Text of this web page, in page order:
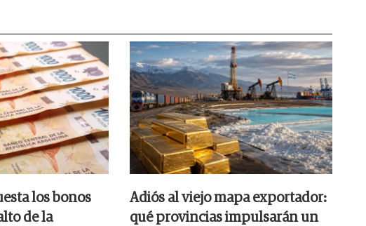
los bonos
de la
Adiós al viejo mapa exportador:
qué provincias impulsarán un